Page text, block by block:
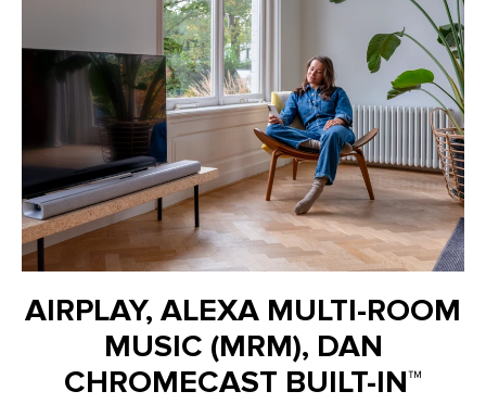
AIRPLAY, ALEXA MULTI-ROOM
MUSIC (MRM), DAN
CHROMECAST BUILT-IN™